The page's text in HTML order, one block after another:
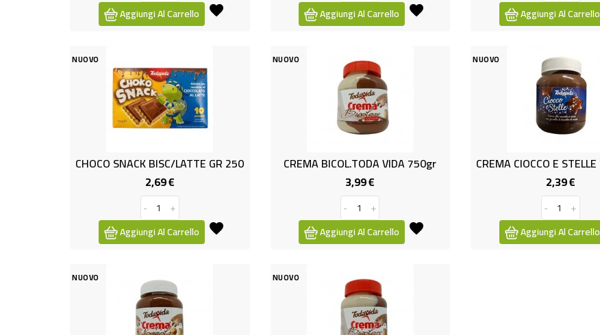
Aggiungi Al Carrello
Aggiungi Al Carrello
Aggiungi Al Carrello
NUOVO
CHOCO SNACK BISC/LATTE GR 250
2,69 €Prezzo
-
+
Aggiungi Al Carrello
NUOVO
CREMA BICOL.TODA VIDA 750gr
3,99 €
-
+
Aggiungi Al Carrello
NUOVO
2,39 €Prezzo
-
+
Aggiungi Al Carrello
NUOVO NUOVO